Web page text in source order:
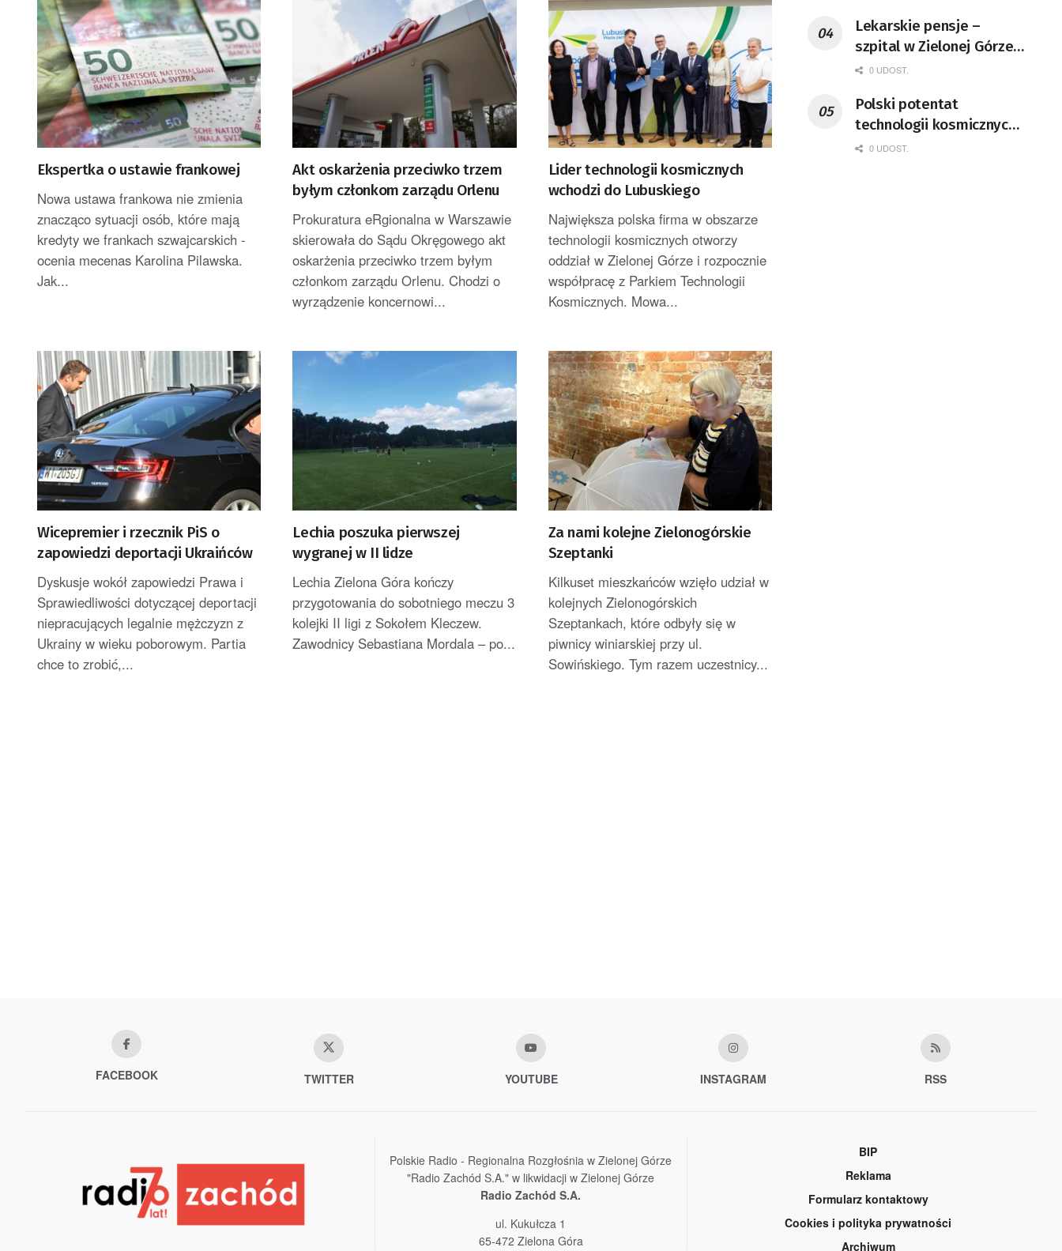
Ekspertka o ustawie frankowej
Nowa ustawa frankowa nie zmienia
znacząco sytuacji osób, które mają
kredyty we frankach szwajcarskich -
ocenia mecenas Karolina Pilawska.
Jak...
Akt oskarżenia przeciwko trzem
byłym członkom zarządu Orlenu
Prokuratura eRgionalna w Warszawie
skierowała do Sądu Okręgowego akt
oskarżenia przeciwko trzem byłym
członkom zarządu Orlenu. Chodzi o
wyrządzenie koncernowi...
Lider technologii kosmicznych
wchodzi do Lubuskiego
Największa polska firma w obszarze
technologii kosmicznych otworzy
oddział w Zielonej Górze i rozpocznie
współpracę z Parkiem Technologii
Kosmicznych. Mowa...
Wicepremier i rzecznik PiS o
zapowiedzi deportacji Ukraińców
Dyskusje wokół zapowiedzi Prawa i
Sprawiedliwości dotyczącej deportacji
niepracujących legalnie mężczyzn z
Ukrainy w wieku poborowym. Partia
chce to zrobić,...
Lechia poszuka pierwszej
wygranej w II lidze
Lechia Zielona Góra kończy
przygotowania do sobotniego meczu 3
kolejki II ligi z Sokołem Kleczew.
Zawodnicy Sebastiana Mordala – po...
Za nami kolejne Zielonogórskie
Szeptanki
Kilkuset mieszkańców wzięło udział w
kolejnych Zielonogórskich
Szeptankach, które odbyły się w
piwnicy winiarskiej przy ul.
Sowińskiego. Tym razem uczestnicy...
Lekarskie pensje –
szpital w Zielonej Górze
podaje dane
0 UDOST.
Polski potentat
technologii kosmicznych
wprowadzi się do Zielonej
0 UDOST.
FACEBOOK TWITTER YOUTUBE INSTAGRAM RSS
Polskie Radio - Regionalna Rozgłośnia w Zielonej Górze
"Radio Zachód S.A." w likwidacji w Zielonej Górze
Radio Zachód S.A.
ul. Kukułcza 1
65-472 Zielona Góra
BIP
Reklama
Formularz kontaktowy
Cookies i polityka prywatności
Archiwum